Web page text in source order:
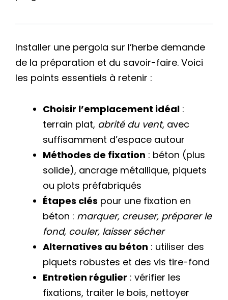
Installer une pergola sur l’herbe demande
de la préparation et du savoir-faire. Voici
les points essentiels à retenir :
Choisir l’emplacement idéal :
terrain plat, abrité du vent, avec
suffisamment d’espace autour
Méthodes de fixation : béton (plus
solide), ancrage métallique, piquets
ou plots préfabriqués
Étapes clés pour une fixation en
béton : marquer, creuser, préparer le
fond, couler, laisser sécher
Alternatives au béton : utiliser des
piquets robustes et des vis tire-fond
Entretien régulier : vérifier les
fixations, traiter le bois, nettoyer